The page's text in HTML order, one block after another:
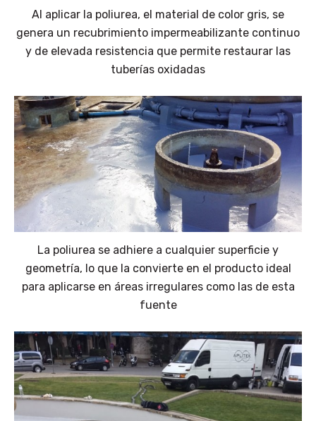
Al aplicar la poliurea, el material de color gris, se
genera un recubrimiento impermeabilizante continuo
y de elevada resistencia que permite restaurar las
tuberías oxidadas
La poliurea se adhiere a cualquier superficie y
geometría, lo que la convierte en el producto ideal
para aplicarse en áreas irregulares como las de esta
fuente